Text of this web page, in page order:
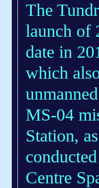
The
launch of
date in
which
MS-04
Station,
Centre